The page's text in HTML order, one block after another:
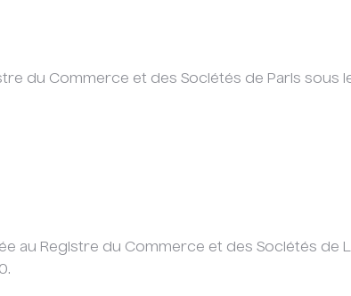
du Commerce et des Sociétés de Paris sous
au Registre du Commerce et des Sociétés de